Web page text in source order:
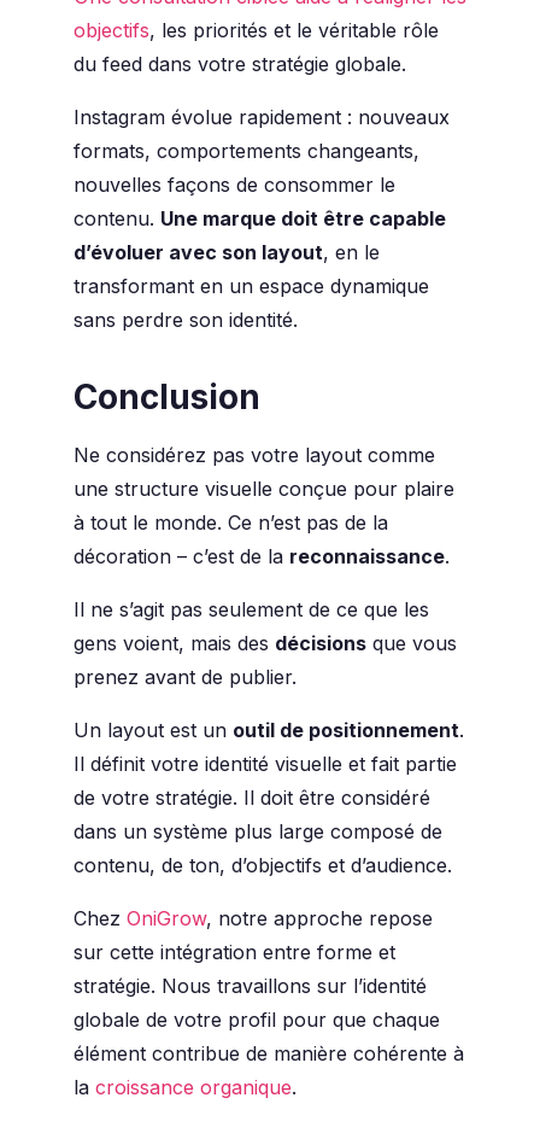
objectifs, les priorités et le véritable rôle
du feed dans votre stratégie globale.
Instagram évolue rapidement : nouveaux
formats, comportements changeants,
nouvelles façons de consommer le
contenu. Une marque doit être capable
d’évoluer avec son layout, en le
transformant en un espace dynamique
sans perdre son identité.
Conclusion
Ne considérez pas votre layout comme
une structure visuelle conçue pour plaire
à tout le monde. Ce n’est pas de la
décoration – c’est de la reconnaissance.
Il ne s’agit pas seulement de ce que les
gens voient, mais des décisionsque vous
prenez avant de publier.
Un layout est un outil de positionnement.
Il définit votre identité visuelle et fait partie
de votre stratégie. Il doit être considéré
dans un système plus large composé de
contenu, de ton, d’objectifs et d’audience.
Chez OniGrow, notre approche repose
sur cette intégration entre forme et
stratégie. Nous travaillons sur l’identité
globale de votre profil pour que chaque
élément contribue de manière cohérente à
la croissance organique.